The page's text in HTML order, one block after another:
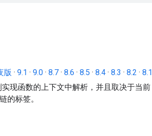
版 · 9.1 · 9.0 · 8.7 · 8.6 · 8.5 · 8.4 · 8.3 · 8.2 · 8.1
现函数的上下文中解析，并且取决于当前
的标签。